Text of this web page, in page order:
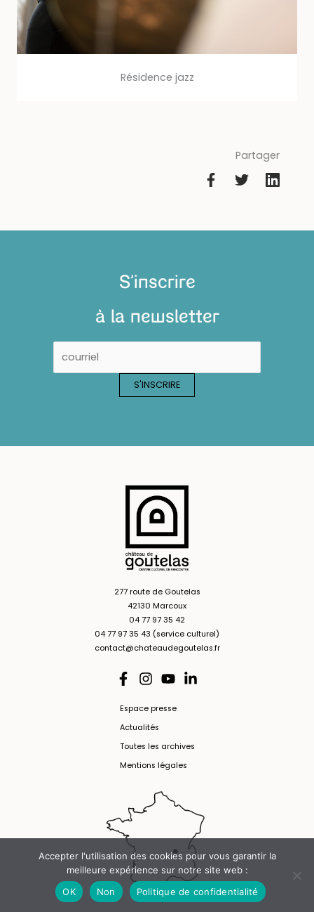
Résidence jazz
Partager
S'inscrire
à la newsletter
277 route de Goutelas
42130 Marcoux
04 77 97 35 42
04 77 97 35 43 (service culturel)
contact@chateaudegoutelas.fr
Espace presse
Actualités
Toutes les archives
Mentions légales
Accepter l'utilisation des cookies pour vous garantir la
meilleure expérience sur notre site web :
OK
Non Politique de confidentialité